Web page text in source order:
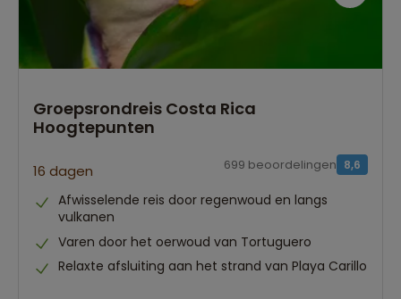
Groepsrondreis Costa Rica
Hoogtepunten
16 dagen 8,6
699 beoordelingen
Afwisselende reis door regenwoud en langs
vulkanen
Varen door het oerwoud van Tortuguero
Relaxte afsluiting aan het strand van Playa Carillo